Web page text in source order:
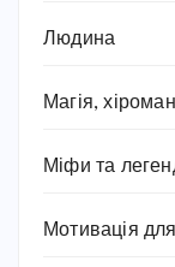
Людина
Магія,
Міфи та
Мотивація